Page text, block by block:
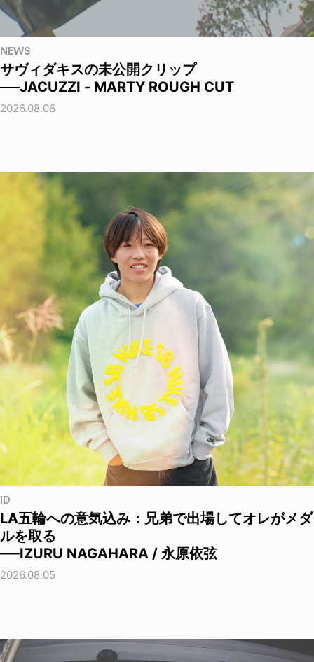
NEWS
サヴィダキスの未公開クリップ
──JACUZZI - MARTY ROUGH CUT
2026.08.06
ID
LA五輪への意気込み：兄弟で出場してオレがメダ
ルを取る
──IZURU NAGAHARA / 永原依弦
2026.08.05